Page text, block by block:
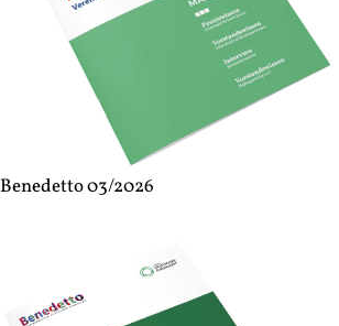
Benedetto 03/2026